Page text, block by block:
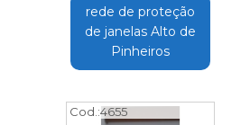
rede de proteção
de janelas Alto de
Pinheiros
Cod.:4655